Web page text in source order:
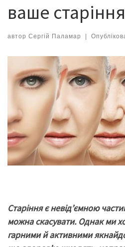
ваше старіння
автор Сергій Паламар |
Старіння є невід’ємною
можна скасувати. Однак ми
гарнимийактивнимиякнай